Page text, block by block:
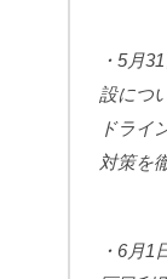
・5月
設につ
ドライ
対策を
・6月1